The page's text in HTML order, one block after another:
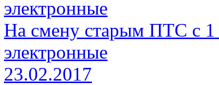
На смену старым ПТС с 1
электронные
23.02.2017